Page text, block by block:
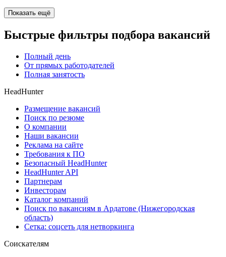
Показать ещё
Быстрые фильтры подбора вакансий
Полный день
От прямых работодателей
Полная занятость
HeadHunter
Размещение вакансий
Поиск по резюме
О компании
Наши вакансии
Реклама на сайте
Требования к ПО
Безопасный HeadHunter
HeadHunter API
Партнерам
Инвесторам
Каталог компаний
Поиск по вакансиям в Ардатове (Нижегородская
область)
Сетка: соцсеть для нетворкинга
Соискателям